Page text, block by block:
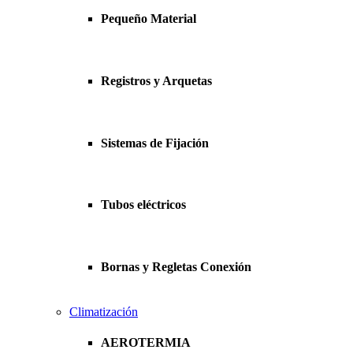
Pequeño Material
Registros y Arquetas
Sistemas de Fijación
Tubos eléctricos
Bornas y Regletas Conexión
Climatización
AEROTERMIA